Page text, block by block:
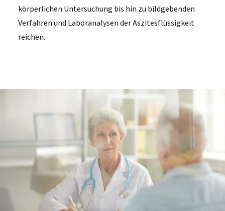
körperlichen Untersuchung bis hin zu bildgebenden
Verfahren und Laboranalysen der Aszitesflüssigkeit
reichen.